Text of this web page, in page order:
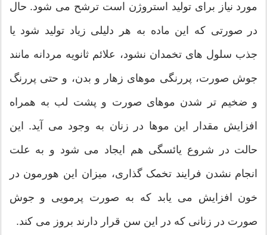
مورد نیاز برای تولید استروژن است ترشح می شود. حال
در صورتی که این ماده به هر دلیلی زیاد تولید شود یا
جذب سلول های تخمدان نشود، علائم ثانویه مردانه مانند
جوش صورت، پررنگی موهای زهار و بدن، و حتی پررنگ
و ضخیم تر شدن موهای صورت و پشت لب به همراه
افزایش مقدار این موها در زنان به وجود می آید. این
حالت در شروع یائسگی هم ایجاد می شود و به علت
انجام نشدن فرایند تخمک گذاری، میزان این هورمون در
خون افزایش می یابد که به صورت پرمویی و جوش
صورت در زنانی که در این سن قرار دارند بروز می کند.